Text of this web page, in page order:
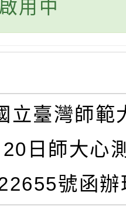
用中
立臺灣師範
日師大心
號函辦